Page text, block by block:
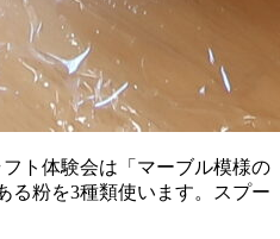
ト体験会は「マーブル模様の
る粉を3種類使います。スプー